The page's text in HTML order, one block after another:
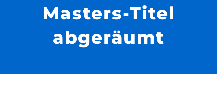
Masters-Titel
abgeräumt